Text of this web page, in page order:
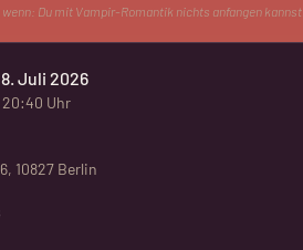
Du mit Vampir-Romantik nichts anfangen kannst.
Juli 2026
Uhr
10827 Berlin